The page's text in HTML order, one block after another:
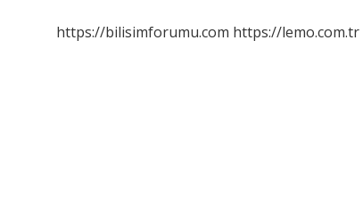
https://bilisimforumu.com https://lemo.com.tr